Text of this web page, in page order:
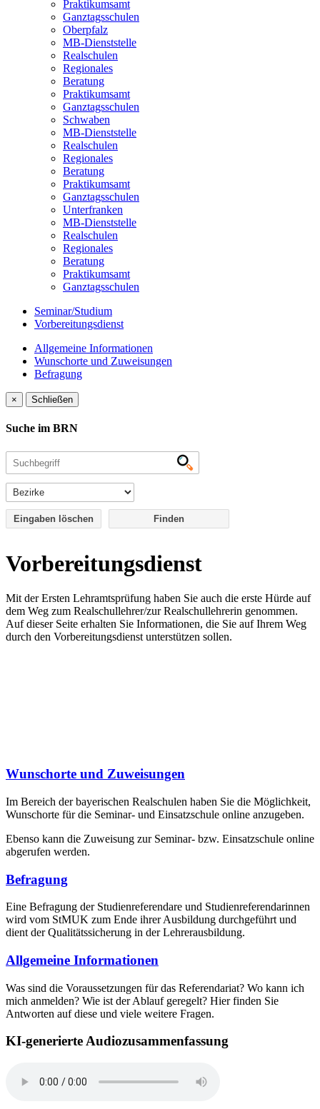
Praktikumsamt
Ganztagsschulen
Oberpfalz
MB-Dienststelle
Realschulen
Regionales
Beratung
Praktikumsamt
Ganztagsschulen
Schwaben
MB-Dienststelle
Realschulen
Regionales
Beratung
Praktikumsamt
Ganztagsschulen
Unterfranken
MB-Dienststelle
Realschulen
Regionales
Beratung
Praktikumsamt
Ganztagsschulen
Seminar/Studium
Vorbereitungsdienst
Allgemeine Informationen
Wunschorte und Zuweisungen
Befragung
× Schließen
Suche im BRN
Eingaben löschen
Vorbereitungsdienst
Mit der Ersten Lehramtsprüfung haben Sie auch die erste Hürde auf
dem Weg zum Realschullehrer/zur Realschullehrerin genommen.
Auf dieser Seite erhalten Sie Informationen, die Sie auf Ihrem Weg
durch den Vorbereitungsdienst unterstützen sollen.
Wunschorte und Zuweisungen
Im Bereich der bayerischen Realschulen haben Sie die Möglichkeit,
Wunschorte für die Seminar- und Einsatzschule online anzugeben.
Ebenso kann die Zuweisung zur Seminar- bzw. Einsatzschule online
abgerufen werden.
Befragung
Eine Befragung der Studienreferendare und Studienreferendarinnen
wird vom StMUK zum Ende ihrer Ausbildung durchgeführt und
dient der Qualitätssicherung in der Lehrerausbildung.
Allgemeine Informationen
Was sind die Voraussetzungen für das Referendariat? Wo kann ich
mich anmelden? Wie ist der Ablauf geregelt? Hier finden Sie
Antworten auf diese und viele weitere Fragen.
KI-generierte Audiozusammenfassung